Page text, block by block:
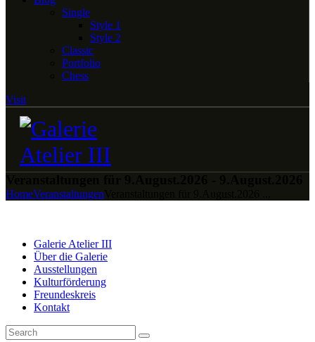
Single
Style 1
Style 2
Classic
Portfolio
Chess
Visit
HomeVeranstaltungen
Galerie Atelier III
Über die Galerie
Ausstellungen
Kulturförderung
Freundeskreis
Kontakt